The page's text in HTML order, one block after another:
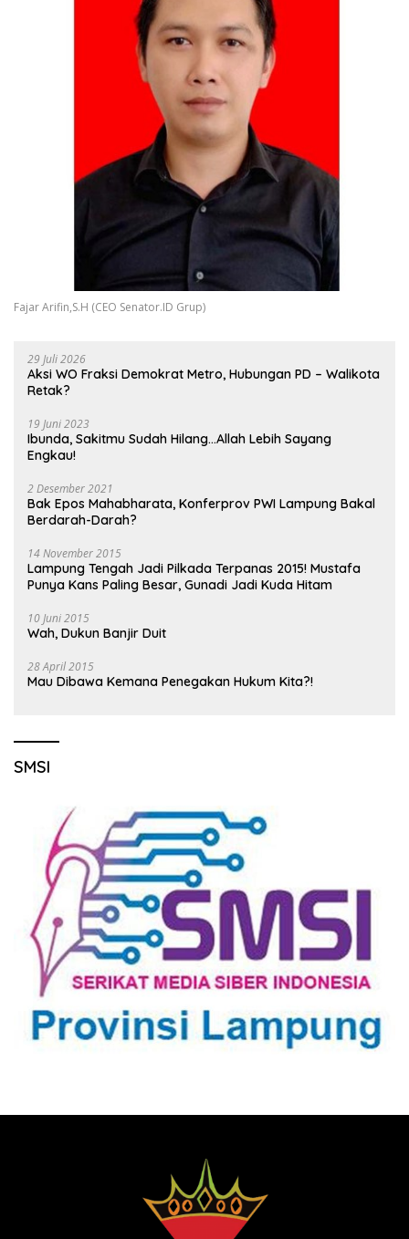
Fajar Arifin,S.H (CEO Senator.ID Grup)
29 Juli 2026
Aksi WO Fraksi Demokrat Metro, Hubungan PD – Walikota
Retak?
19 Juni 2023
Ibunda, Sakitmu Sudah Hilang…Allah Lebih Sayang
Engkau!
2 Desember 2021
Bak Epos Mahabharata, Konferprov PWI Lampung Bakal
Berdarah-Darah?
14 November 2015
Lampung Tengah Jadi Pilkada Terpanas 2015! Mustafa
Punya Kans Paling Besar, Gunadi Jadi Kuda Hitam
10 Juni 2015
Wah, Dukun Banjir Duit
28 April 2015
Mau Dibawa Kemana Penegakan Hukum Kita?!
SMSI